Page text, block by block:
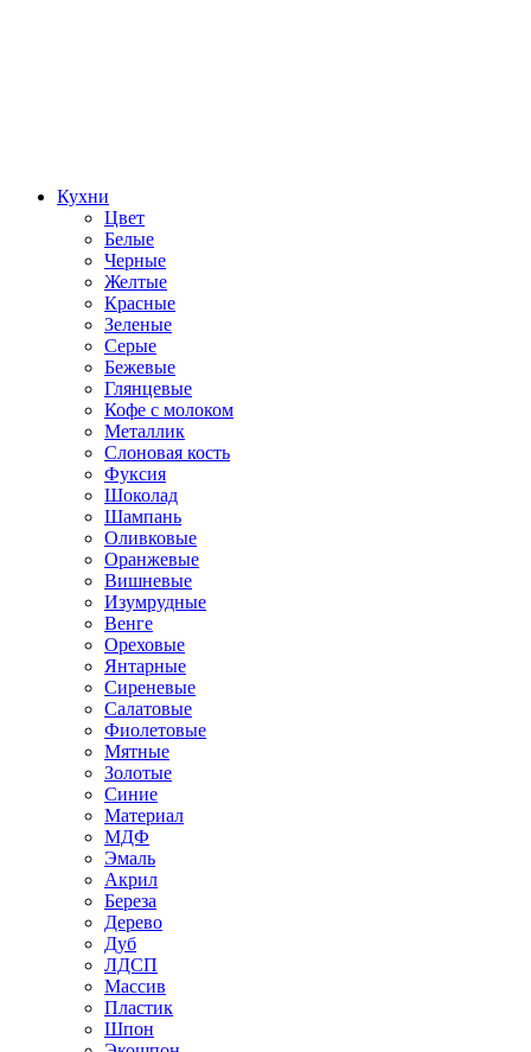
Кухни
Цвет
Белые
Черные
Желтые
Красные
Зеленые
Серые
Бежевые
Глянцевые
Кофе с молоком
Металлик
Слоновая кость
Фуксия
Шоколад
Шампань
Оливковые
Оранжевые
Вишневые
Изумрудные
Венге
Ореховые
Янтарные
Сиреневые
Салатовые
Фиолетовые
Мятные
Золотые
Синие
Материал
МДФ
Эмаль
Акрил
Береза
Дерево
Дуб
ЛДСП
Массив
Пластик
Шпон